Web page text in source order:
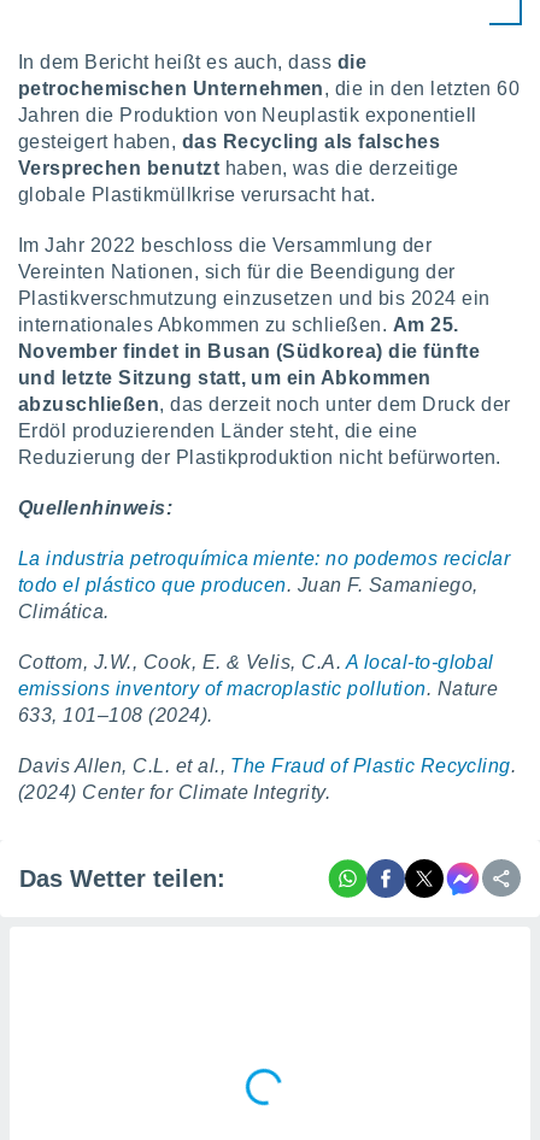
In dem Bericht heißt es auch, dass die
petrochemischen Unternehmen, die in den letzten 60
Jahren die Produktion von Neuplastik exponentiell
gesteigert haben, das Recycling als falsches
Versprechen benutzt haben, was die derzeitige
globale Plastikmüllkrise verursacht hat.
Im Jahr 2022 beschloss die Versammlung der
Vereinten Nationen, sich für die Beendigung der
Plastikverschmutzung einzusetzen und bis 2024 ein
internationales Abkommen zu schließen. Am 25.
November findet in Busan (Südkorea) die fünfte
und letzte Sitzung statt, um ein Abkommen
abzuschließen, das derzeit noch unter dem Druck der
Erdöl produzierenden Länder steht, die eine
Reduzierung der Plastikproduktion nicht befürworten.
Quellenhinweis:
La industria petroquímica miente: no podemos reciclar
todo el plástico que producen. Juan F. Samaniego,
Climática.
Cottom, J.W., Cook, E. & Velis, C.A. A local-to-global
emissions inventory of macroplastic pollution. Nature
633, 101–108 (2024).
Davis Allen, C.L. et al., The Fraud of Plastic Recycling.
(2024) Center for Climate Integrity.
Das Wetter teilen: